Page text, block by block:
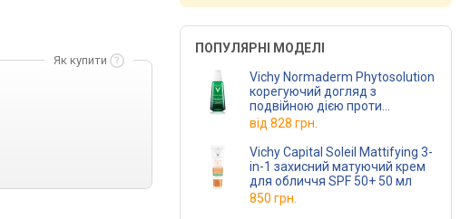
Як купити
ПОПУЛЯРНІ МОДЕЛІ
Vichy Normaderm Phytosolution
корегуючий догляд з
подвійною дією проти
недоліків проблемної шкіри 50
мл
від 828 грн.
Vichy Capital Soleil Mattifying 3-
in-1 захисний матуючий крем
для обличчя SPF 50+ 50 мл
850 грн.